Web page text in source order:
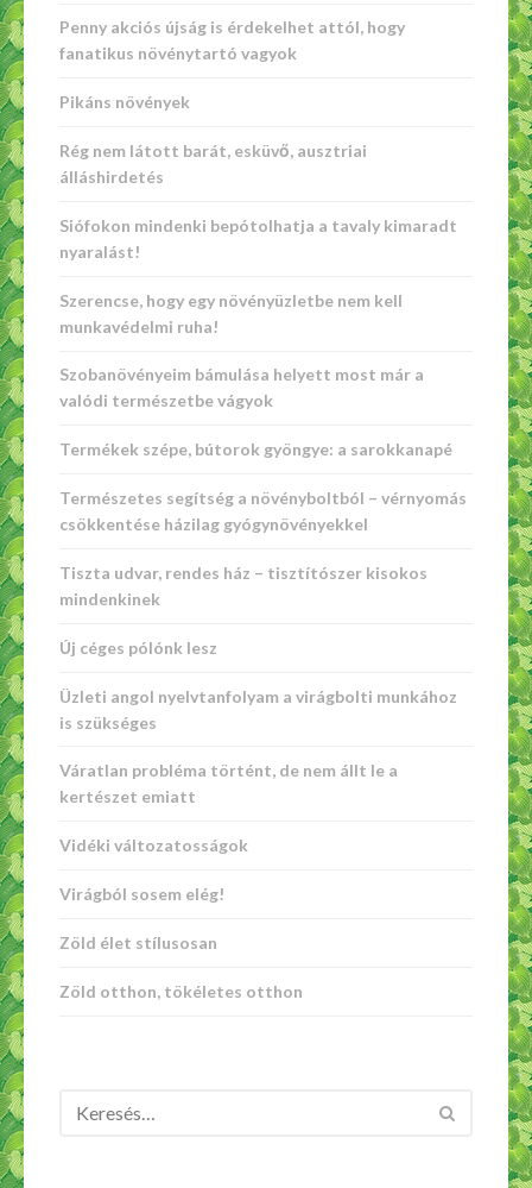
Penny akciós újság is érdekelhet attól, hogy
fanatikus növénytartó vagyok
Pikáns növények
Rég nem látott barát, esküvő, ausztriai
álláshirdetés
Siófokon mindenki bepótolhatja a tavaly kimaradt
nyaralást!
Szerencse, hogy egy növényüzletbe nem kell
munkavédelmi ruha!
Szobanövényeim bámulása helyett most már a
valódi természetbe vágyok
Termékek szépe, bútorok gyöngye: a sarokkanapé
Természetes segítség a növényboltból – vérnyomás
csökkentése házilag gyógynövényekkel
Tiszta udvar, rendes ház – tisztítószer kisokos
mindenkinek
Új céges pólónk lesz
Üzleti angol nyelvtanfolyam a virágbolti munkához
is szükséges
Váratlan probléma történt, de nem állt le a
kertészet emiatt
Vidéki változatosságok
Virágból sosem elég!
Zöld élet stílusosan
Zöld otthon, tökéletes otthon